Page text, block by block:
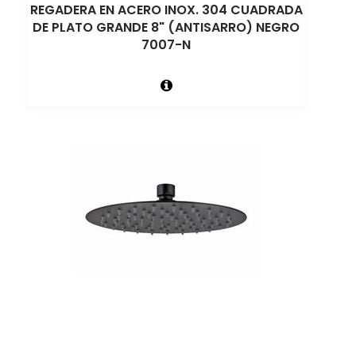
REGADERA EN ACERO INOX. 304 CUADRADA
DE PLATO GRANDE 8" (ANTISARRO) NEGRO
7007-N